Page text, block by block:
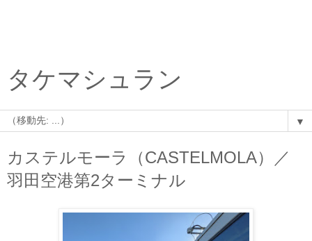
タケマシュラン
▼
カステルモーラ（CASTELMOLA）／
羽田空港第2ターミナル